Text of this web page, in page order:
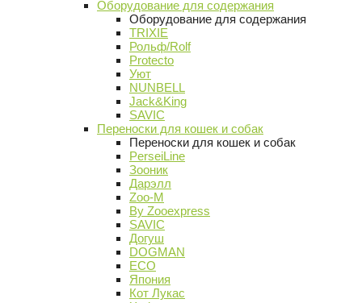
Оборудование для содержания
Оборудование для содержания
TRIXIE
Рольф/Rolf
Protecto
Уют
NUNBELL
Jack&King
SAVIC
Переноски для кошек и собак
Переноски для кошек и собак
PerseiLine
Зооник
Дарэлл
Zoo-M
By Zooexpress
SAVIC
Догуш
DOGMAN
ECO
Япония
Кот Лукас